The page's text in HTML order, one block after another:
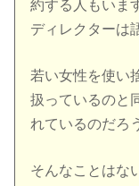
約する人もいま
ディレクターは
若い女性を使い
扱っているのと
れているのだろ
そんなことはな